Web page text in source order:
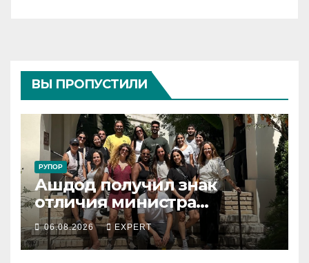
ВЫ ПРОПУСТИЛИ
РУПОР
Ашдод получил знак
отличия министра
обороны за поддержку
резервистов
06.08.2026 EXPERT